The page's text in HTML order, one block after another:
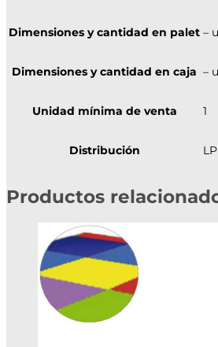
Dimensiones y cantidad en palet –
Dimensiones y cantidad en caja –
Unidad mínima de venta 1
Distribución LP
Productos